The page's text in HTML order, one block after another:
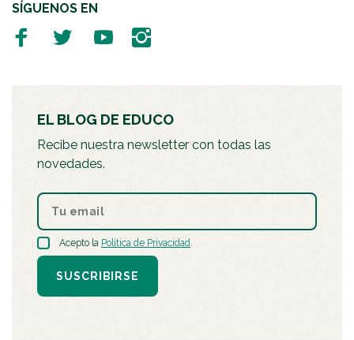
SÍGUENOS EN
EL BLOG DE EDUCO
Recibe nuestra newsletter con todas las
novedades.
Acepto la Política de Privacidad.
SUSCRIBIRSE